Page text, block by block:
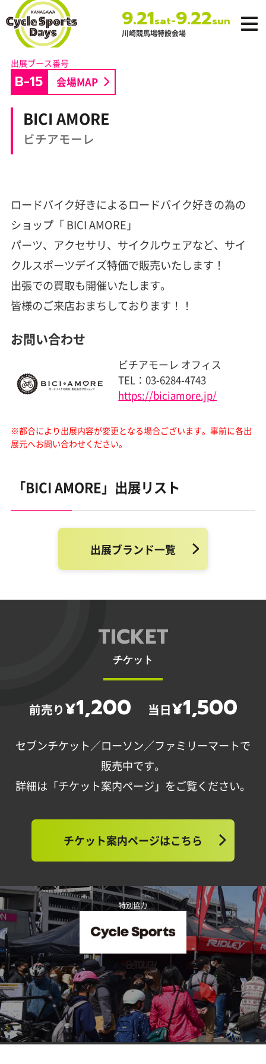
神奈川サイクルス
ポーツデイズ
川崎競馬場特設会場
9.21sat-9.22sun
BICI AMORE
ビチアモーレ
B-15 会場MAP
ロードバイク好きによるロードバイク好きの為の
ショップ「 BICI AMORE」
パーツ、アクセサリ、サイクルウェアなど、サイ
クルスポーツデイズ特価で販売いたします！
出張での買取も開催いたします。
皆様のご来店おまちしております！！
お問い合わせ
ビチアモーレ オフィス
TEL：03-6284-4743
https://biciamore.jp/
※都合により出展内容が変更となる場合ございます。 事前に各出
展元へお問い合わせください。
「BICI AMORE」出展リスト
出展ブランド一覧
TICKET
チケット
前売り¥1,200 当日¥1,500
セブンチケット／ローソン／ファミリーマートで
販売中です。
詳細は「チケット案内ページ」をご覧ください。
チケット案内ページはこちら
特別協力